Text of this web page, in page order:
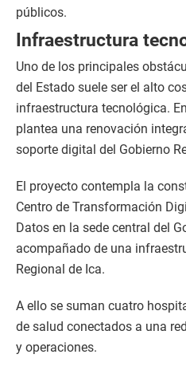
públicos.
Infraestructura
Uno de los principales
del Estado suele ser el alto
infraestructura tecnológica.
plantea una renovación
soporte digital del Gobierno
El proyecto contempla la
Centro de Transformación
Datos en la sede central del
acompañado de una
Regional de Ica.
A ello se suman cuatro
de salud conectados a una
y operaciones.